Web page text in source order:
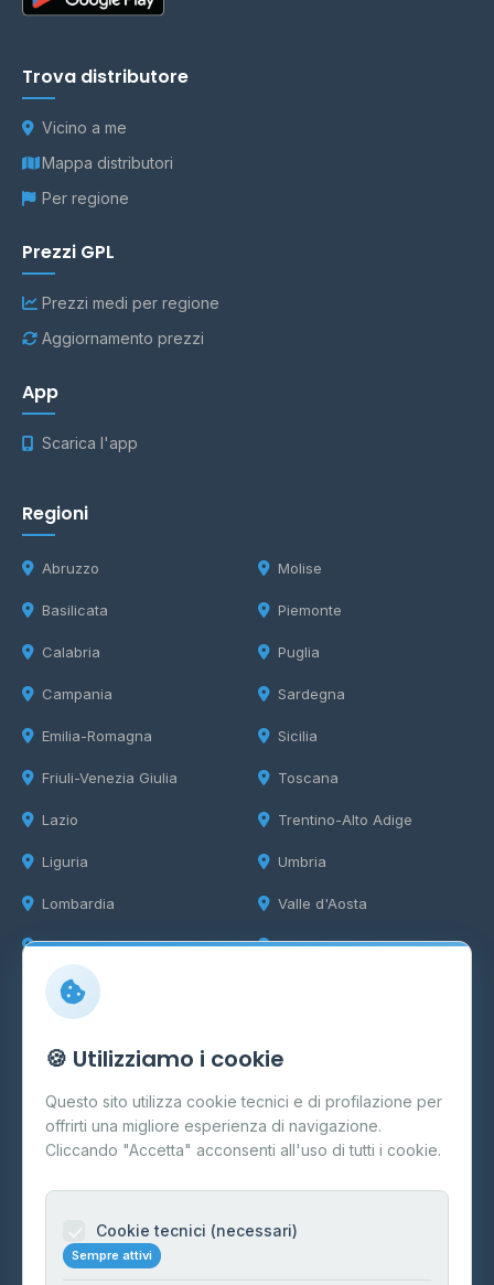
Trova distributore
Vicino a me
Mappa distributori
Per regione
Prezzi GPL
Prezzi medi per regione
Aggiornamento prezzi
App
Scarica l'app
Regioni
Abruzzo
Basilicata
Calabria
Campania
Emilia-Romagna
Friuli-Venezia Giulia
Lazio
Liguria
Lombardia
Marche
Molise
Piemonte
Puglia
Sardegna
Sicilia
Toscana
Trentino-Alto Adige
Umbria
Valle d'Aosta
Veneto
Info
Cos'è il GPL
FAQ
Contatti
Informazioni legali
🍪 Utilizziamo i cookie
Questo sito utilizza cookie tecnici e di profilazione per
offrirti una migliore esperienza di navigazione.
Cliccando "Accetta" acconsenti all'uso di tutti i cookie.
Cookie tecnici (necessari)
Sempre attivi